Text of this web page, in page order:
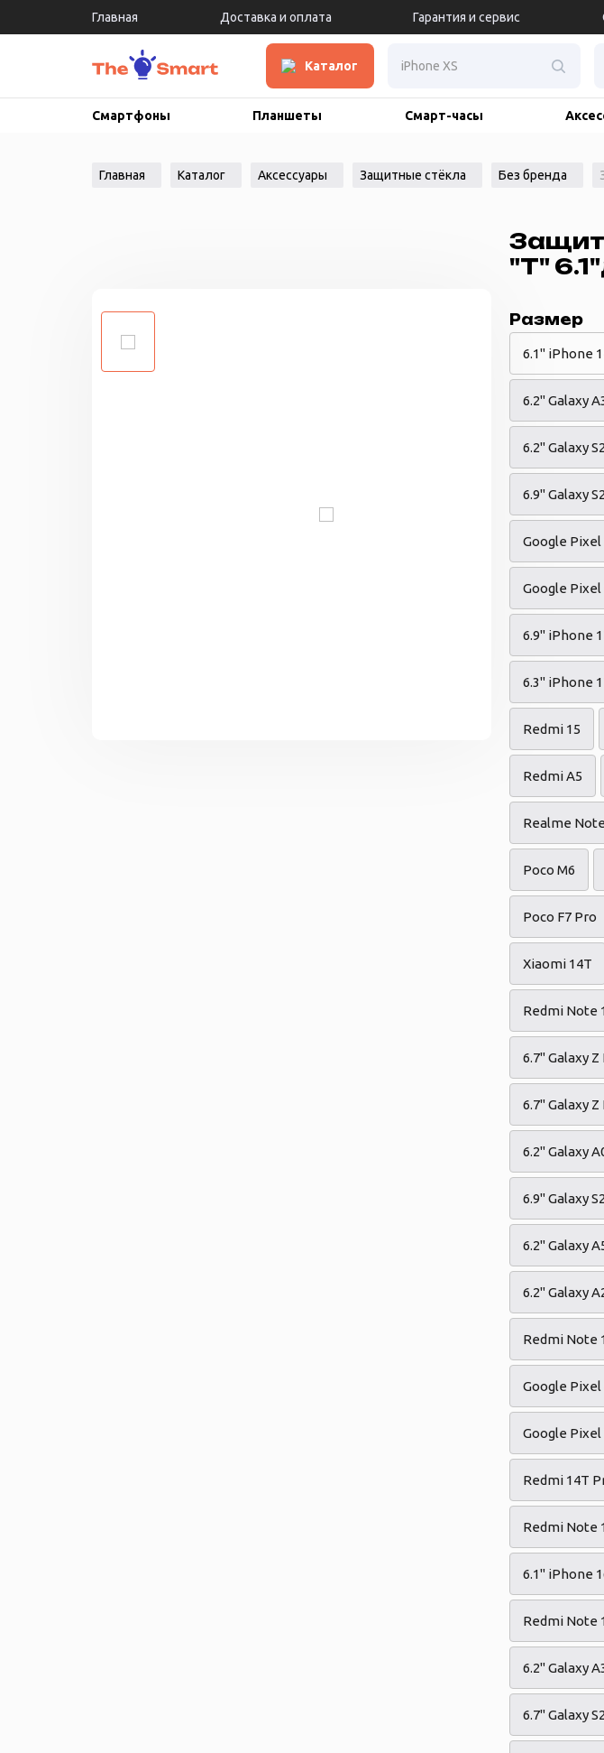
Главная Доставка и оплата Гарантия и сервис
Каталог
Смартфоны Планшеты Смарт-часы
Главная Каталог Аксессуары Защитные стёкла Без бренда
"T"
Размер
6.1" iPhone
6.2" Galaxy
6.2" Galaxy
6.9" Galaxy
Google Pixel
Google Pixel
6.9" iPhone
6.3" iPhone
Redmi 15
Redmi A5
Realme
Poco M6
Poco F7 Pro
Xiaomi 14T
Redmi Note
6.7" Galaxy Z
6.7" Galaxy Z
6.2" Galaxy
6.9" Galaxy
6.2" Galaxy
6.2" Galaxy
Redmi Note
Google Pixel
Google Pixel
Redmi 14T
Redmi Note
6.1" iPhone
Redmi Note
6.2" Galaxy
6.7" Galaxy